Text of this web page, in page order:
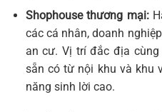
Shophouse thương mại:
các cá nhân, doanh
an cư. Vị trí đắc địa
sẵn có từ nội khu và khu
năng sinh lời cao.